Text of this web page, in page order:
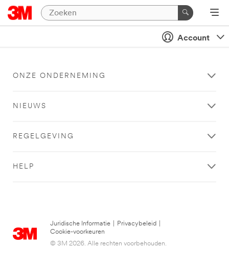
Account
ONZE ONDERNEMING
NIEUWS
REGELGEVING
HELP
Juridische Informatie Privacybeleid
Cookie-voorkeuren
© 3M 2026. Alle rechten voorbehouden.